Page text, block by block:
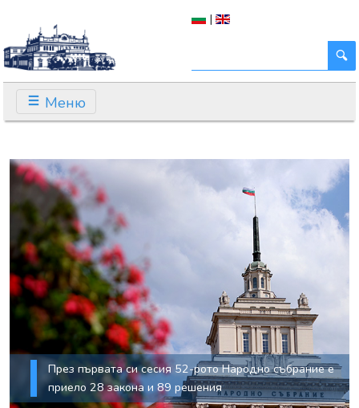
|
Меню
През първата си сесия 52-рото Народно събрание е
приело 28 закона и 89 решения